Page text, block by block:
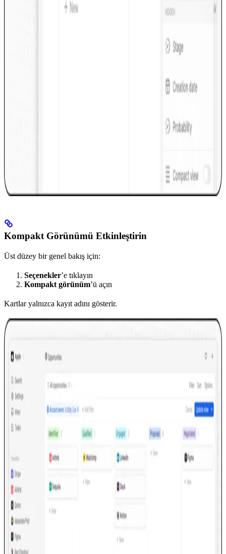
Kompakt Görünümü Etkinleştirin
Üst düzey bir genel bakış için:
Seçenekler’e tıklayın
Kompakt görünüm’ü açın
Kartlar yalnızca kayıt adını gösterir.